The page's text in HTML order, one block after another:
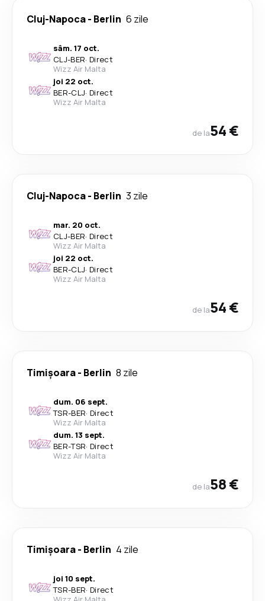
Cluj-Napoca- Berlin 6 zile
sâm. 17 oct.
CLJ-BER· Direct
Wizz Air Malta
joi 22 oct.
BER-CLJ· Direct
Wizz Air Malta
de la54 €
Cluj-Napoca- Berlin 3 zile
mar. 20 oct.
CLJ-BER· Direct
Wizz Air Malta
joi 22 oct.
BER-CLJ· Direct
Wizz Air Malta
de la54 €
Timișoara- Berlin 8 zile
dum. 06 sept.
TSR-BER· Direct
Wizz Air Malta
dum. 13 sept.
BER-TSR· Direct
Wizz Air Malta
de la58 €
Timișoara- Berlin 4 zile
joi 10 sept.
TSR-BER· Direct